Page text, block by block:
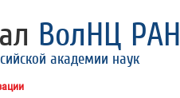
ВолНЦ РАН
академии наук